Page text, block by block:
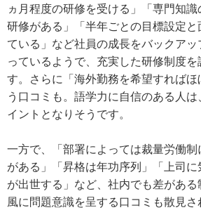
ヵ月程度の研修を受ける」「専門知
研修がある」「半年ごとの目標設定
ている」など社員の成長をバックア
っているようで、充実した研修制度
す。さらに「海外勤務を希望すれば
う口コミも。語学力に自信のある人
イントとなりそうです。
一方で、「部署によっては裁量労働
がある」「昇格は年功序列」「上司
が出世する」など、社内でも差があ
風に問題意識を呈する口コミも散見